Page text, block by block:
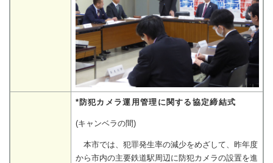
*防犯カメラ運用管理に関する協定締結式
(キャンベラの間)
本市では、犯罪発生率の減少をめざして、昨年度
から市内の主要鉄道駅周辺に防犯カメラの設置を進